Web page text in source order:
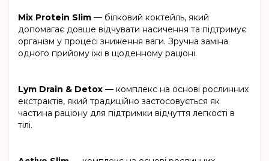
Mix Protein Slim — білковий коктейль, який
допомагає довше відчувати насичення та підтримує
організм у процесі зниження ваги. Зручна заміна
одного прийому їжі в щоденному раціоні.
Lym Drain & Detox — комплекс на основі рослинних
екстрактів, який традиційно застосовується як
частина раціону для підтримки відчуття легкості в
тілі.